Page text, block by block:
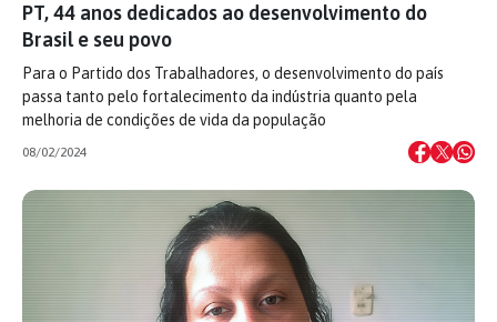
PT, 44 anos dedicados ao desenvolvimento do
Brasil e seu povo
Para o Partido dos Trabalhadores, o desenvolvimento do país
passa tanto pelo fortalecimento da indústria quanto pela
melhoria de condições de vida da população
08/02/2024